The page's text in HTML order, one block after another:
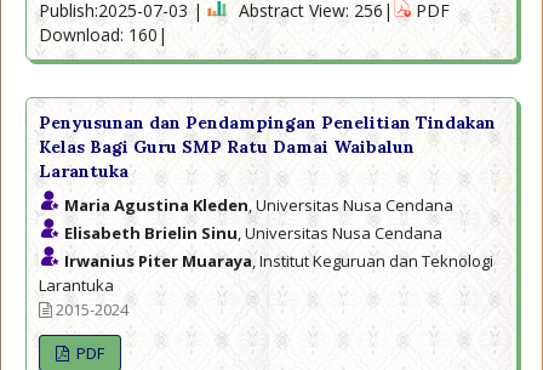
Publish:2025-07-03 | Abstract View: 256|
PDF
Download: 160|
Penyusunan dan Pendampingan Penelitian Tindakan
Kelas Bagi Guru SMP Ratu Damai Waibalun
Larantuka
Maria Agustina Kleden, Universitas Nusa Cendana
Elisabeth Brielin Sinu, Universitas Nusa Cendana
Irwanius Piter Muaraya, Institut Keguruan dan Teknologi
Larantuka
2015-2024
PDF